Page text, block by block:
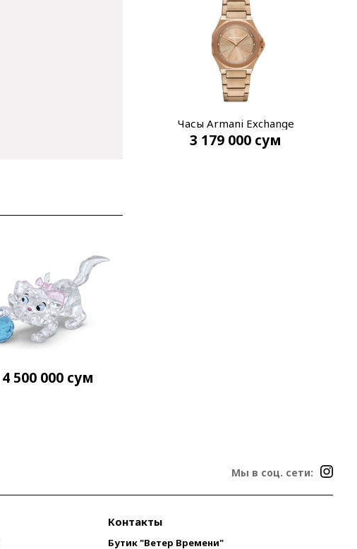
4 500 000 сум
Часы Armani Exchange
AX4616
3 179 000 сум
Мы в соц. сети:
Контакты
Бутик "Ветер Времени"